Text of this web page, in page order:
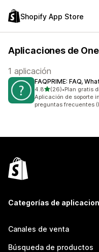
Shopify App Store
Aplicaciones de
1 aplicación
FAQPRIME: FAQ,
4.8de 5 estrellas
(26)
26 reseñas en total
•Plan gratis
Aplicación de soporte
preguntas frecuentes
Categorías de
Canales de venta
Búsqueda de productos